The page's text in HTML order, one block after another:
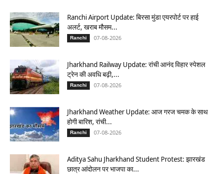
Ranchi Airport Update: बिरसा मुंडा एयरपोर्ट पर हाई
अलर्ट, खराब मौसम...
Ranchi 07-08-2026
Jharkhand Railway Update: रांची आनंद विहार स्पेशल
ट्रेन की अवधि बढ़ी,...
Ranchi 07-08-2026
Jharkhand Weather Update: आज गरज चमक के साथ
होगी बारिश, रांची...
Ranchi 07-08-2026
Aditya Sahu Jharkhand Student Protest: झारखंड
छात्र आंदोलन पर भाजपा का...